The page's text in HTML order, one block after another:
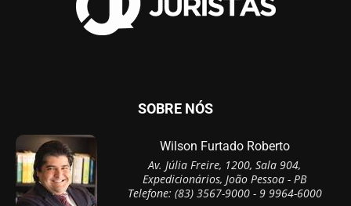
SOBRE NÓS
Wilson Furtado Roberto
Av. Júlia Freire, 1200, Sala 904,
Expedicionários, João Pessoa - PB
Telefone: (83) 3567-9000 - 9 9964-6000